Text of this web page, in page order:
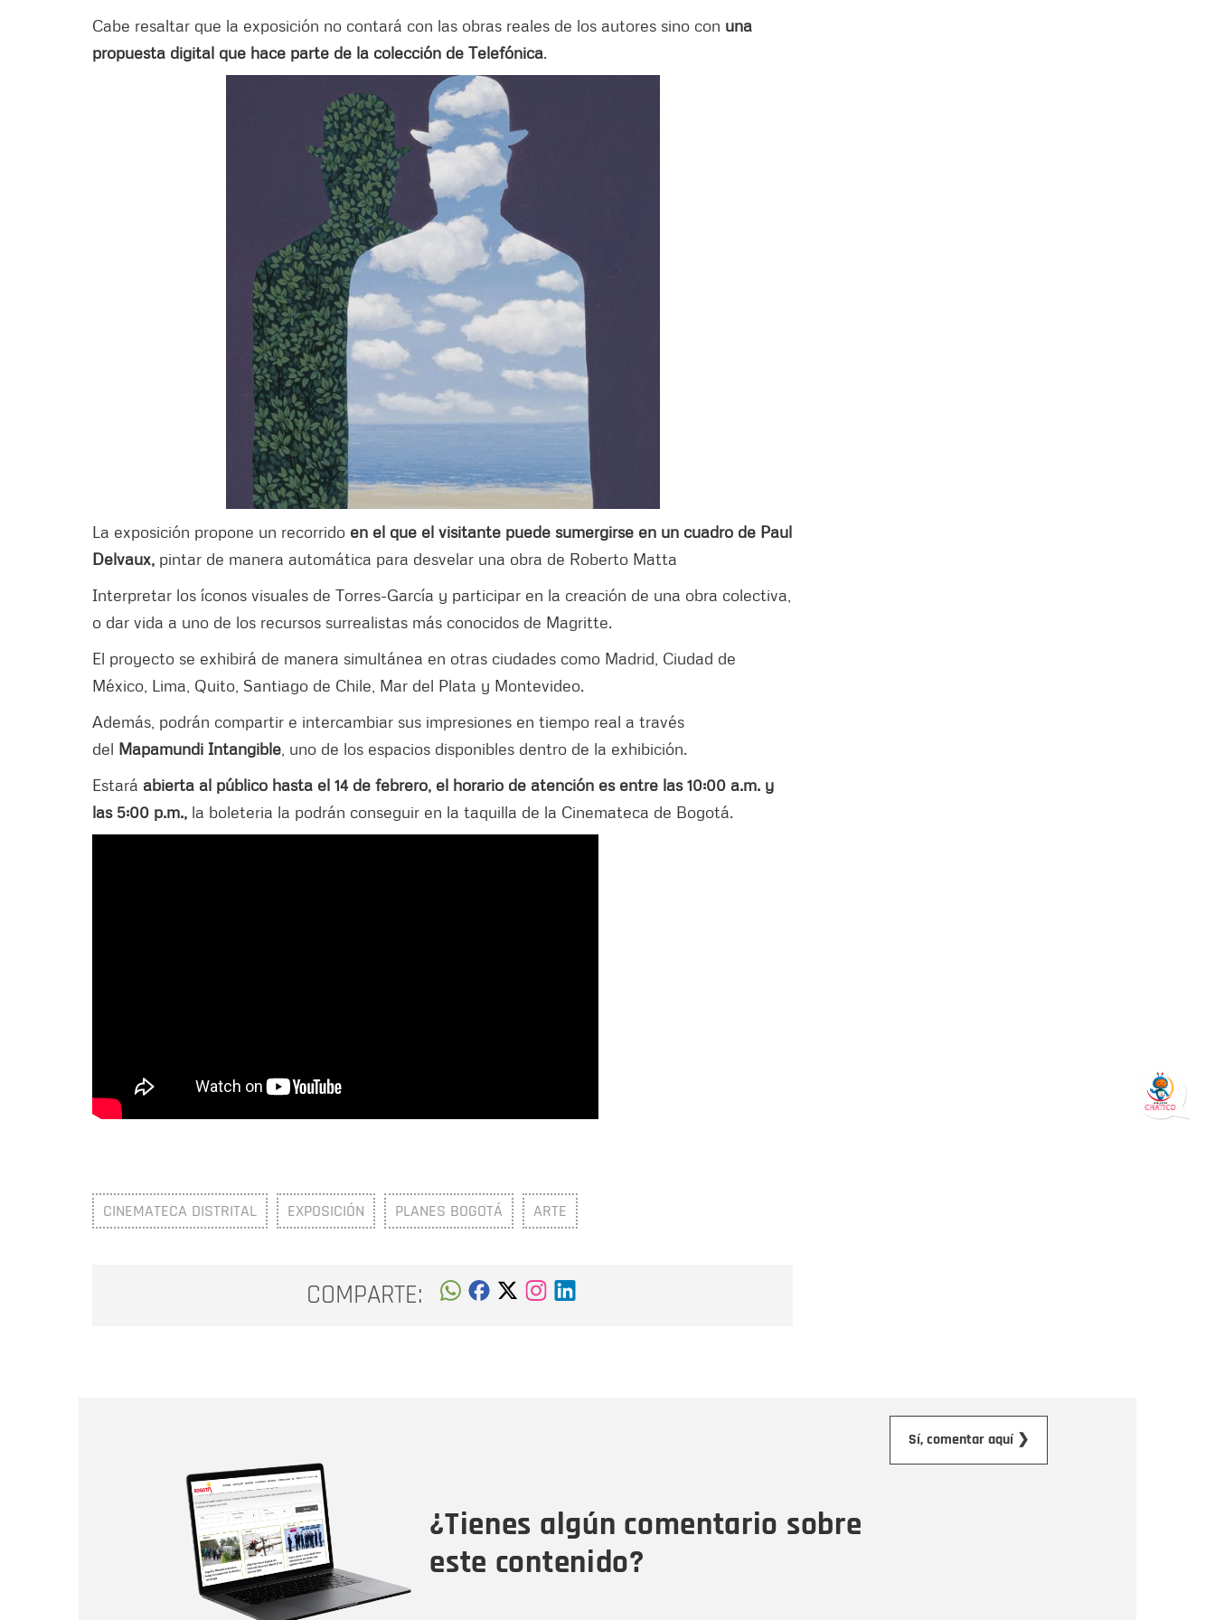
Cabe resaltar que la exposición no contará con las obras reales de los autores sino con una
propuesta digital que hace parte de la colección de Telefónica.
La exposición propone un recorrido en el que el visitante puede sumergirse en un cuadro de Paul
Delvaux, pintar de manera automática para desvelar una obra de Roberto Matta
Interpretar los íconos visuales de Torres-García y participar en la creación de una obra colectiva,
o dar vida a uno de los recursos surrealistas más conocidos de Magritte.
El proyecto se exhibirá de manera simultánea en otras ciudades como Madrid, Ciudad de
México, Lima, Quito, Santiago de Chile, Mar del Plata y Montevideo.
Además, podrán compartir e intercambiar sus impresiones en tiempo real a través
del Mapamundi Intangible , uno de los espacios disponibles dentro de la exhibición.
Estará abierta al público hasta el 14 de febrero, el horario de atención es entre las 10:00 a.m. y
las 5:00 p.m., la boleteria la podrán conseguir en la taquilla de la Cinemateca de Bogotá.
CINEMATECA DISTRITAL EXPOSICIÓN PLANES BOGOTÁ ARTE
COMPARTE:
¿Tienes algún comentario sobre
este contenido?
Sí, comentar aquí ❯